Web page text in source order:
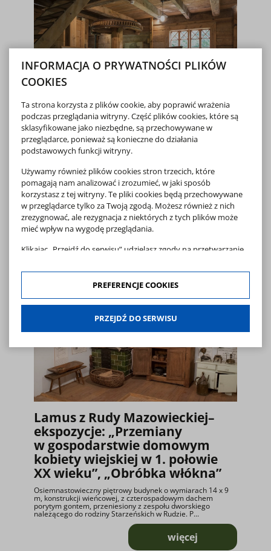
Młyn wodny – ekspozycje
„Urządzenia młynarskie, żarna,
stępy, miary, wagi”, „Muzeum
Chleba”
Budynek zbudowany w drugiej połowie XIX wieku, pierwotnie
wchodził w skład zespołu zabudowań dworskich rezydencji
pałacowej Starzeńskich. Budynek z bali o konstrukcji
węgłowej, kryty dachówką „esówką”...
więcej
Lamus z Rudy Mazowieckiej–
ekspozycje: „Przemiany
w gospodarstwie domowym
kobiety wiejskiej w 1. połowie
XX wieku”, „Obróbka włókna”
Osiemnastowieczny piętrowy budynek o wymiarach 14 x 9
m, konstrukcji wieńcowej, z czterospadowym dachem
porytym gontem, przeniesiony z zespołu dworskiego
należącego do rodziny Starzeńskich w Rudzie. P...
więcejo Lamus z Rudy
INFORMACJA O PRYWATNOŚCI PLIKÓW
COOKIES
Ta strona korzysta z plików cookie, aby poprawić wrażenia
podczas przeglądania witryny. Część plików cookies, które są
sklasyfikowane jako niezbędne, są przechowywane w
przeglądarce, ponieważ są konieczne do działania
podstawowych funkcji witryny.
Używamy również plików cookies stron trzecich, które
pomagają nam analizować i zrozumieć, w jaki sposób
korzystasz z tej witryny. Te pliki cookies będą przechowywane
w przeglądarce tylko za Twoją zgodą. Możesz również z nich
zrezygnować, ale rezygnacja z niektórych z tych plików może
mieć wpływ na wygodę przeglądania.
Klikając „Przejdź do serwisu” udzielasz zgody na przetwarzanie
naszej stronie. Dane są zbierane w celach zgodnych z naszą
polityką prywatnościorazpolityką cookies. Zgoda jest
klikając w "Preferencje cookies".
cookies.
PREFERENCJE COOKIES
PRZEJDŹ DO SERWISU